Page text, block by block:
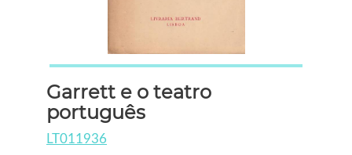
Garrett e o teatro
português
LT011936